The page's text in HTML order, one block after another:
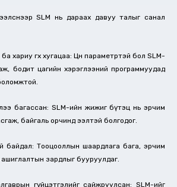
SLM нь дараах давуу талыг санал
хариу өгөх хугацаа: Цөөн параметртэй бол SLM-
бодит цагийн хэрэглээний программуудад
багассан: SLM-ийн жижиг бүтэц нь эрчим
байгаль орчинд ээлтэй болгодог.
байдал: Тооцооллын шаардлага бага, эрчим
зардлыг бууруулдаг.
гүйцэтгэлийг сайжруулсан: SLM-ийг